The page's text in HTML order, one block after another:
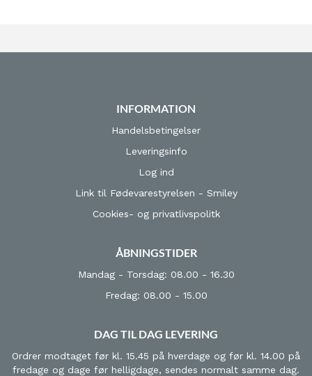
INFORMATION
Handelsbetingelser
Leveringsinfo
Log ind
Link til Fødevarestyrelsen - Smiley
Cookies- og privatlivspolitk
ÅBNINGSTIDER
Mandag - Torsdag: 08.00 - 16.30
Fredag: 08.00 - 15.00
DAG TIL DAG LEVERING
Ordrer modtaget før kl. 15.45 på hverdage og før kl. 14.00 på
fredage og dage før helligdage, sendes normalt samme dag.